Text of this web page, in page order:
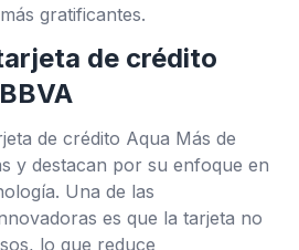
gratificantes.
de crédito
de crédito Aqua Más de
y destacan por su enfoque en
Una de las
es que la tarjeta no
lo que reduce